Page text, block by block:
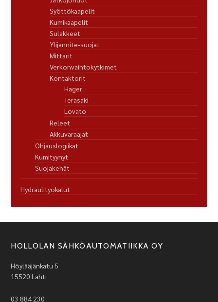
Syöttökaapelit
Kumikaapelit
Sulakkeet
Ylijännite-suojat
Mittarit
Verkonvaihtokytkimet
Kontaktorit
Hager
Terasaki
Lovato
Releet
Akkuvaraajat
Ohjauslogiikat
Kumityynyt
Suojakehät
Hydraulityökalut
HOLLOLAN SÄHKÖAUTOMATIIKKA OY
Höylääjänkatu 5
15520 Lahti
03 884 230